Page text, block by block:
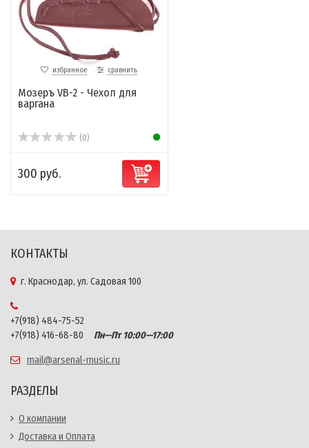
избранное сравнить
Мозеръ VB-2 - Чехол для
варгана
(0)
300 руб.
КОНТАКТЫ
г. Краснодар, ул. Садовая 100
+7(918) 484-75-52
+7(918) 416-68-80
Пн—Пт 10:00—17:00
mail@arsenal-music.ru
РАЗДЕЛЫ
О компании
Доставка и Оплата